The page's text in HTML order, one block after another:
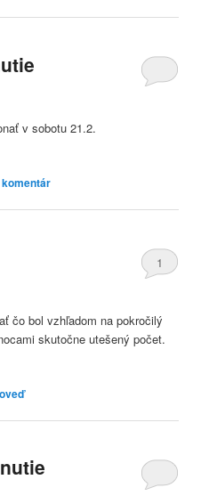
v sobotu 21.2.
1
čo bol vzhľadom na pokročilý
skutočne utešený počet.